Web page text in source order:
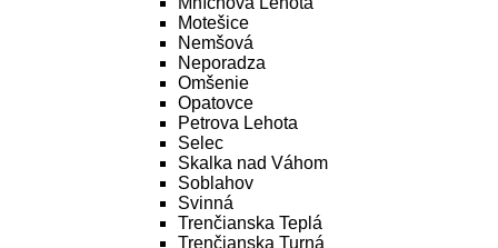
Motešice
Nemšová
Neporadza
Omšenie
Opatovce
Petrova Lehota
Selec
Skalka nad Váhom
Soblahov
Svinná
Trenčianska Teplá
Trenčianska Turná